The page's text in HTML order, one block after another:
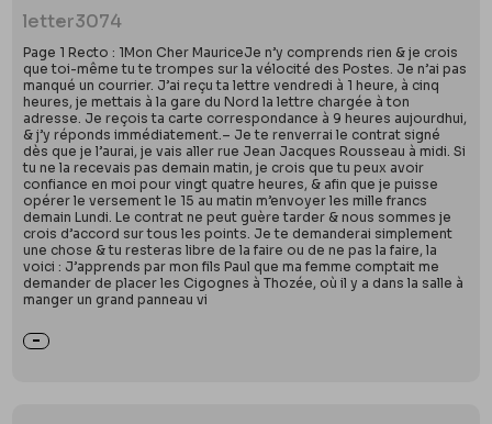
letter3074
Page 1 Recto : 1Mon Cher MauriceJe n’y comprends rien & je crois
que toi-même tu te trompes sur la vélocité des Postes. Je n’ai pas
manqué un courrier. J’ai reçu ta lettre vendredi à 1 heure, à cinq
heures, je mettais à la gare du Nord la lettre chargée à ton
adresse. Je reçois ta carte correspondance à 9 heures aujourdhui,
& j’y réponds immédiatement.– Je te renverrai le contrat signé
dès que je l’aurai, je vais aller rue Jean Jacques Rousseau à midi. Si
tu ne la recevais pas demain matin, je crois que tu peux avoir
confiance en moi pour vingt quatre heures, & afin que je puisse
opérer le versement le 15 au matin m’envoyer les mille francs
demain Lundi. Le contrat ne peut guère tarder & nous sommes je
crois d’accord sur tous les points. Je te demanderai simplement
une chose & tu resteras libre de la faire ou de ne pas la faire, la
voici : J’apprends par mon fils Paul que ma femme comptait me
demander de placer les Cigognes à Thozée, où il y a dans la salle à
manger un grand panneau vi